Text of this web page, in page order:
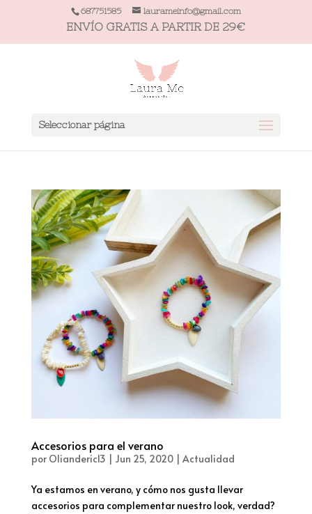
687751585 laurameinfo@gmail.com
ENVÍO GRATIS A PARTIR DE 29€
Seleccionar página
Accesorios para el verano
por Olianderic13 Jun 25, 2020| Actualidad
Ya estamos en verano, y cómo nos gusta llevar
accesorios para complementar nuestro look, verdad?